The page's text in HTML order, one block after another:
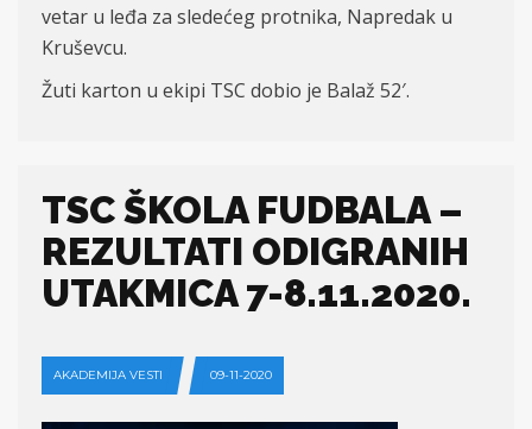
vetar u leđa za sledećeg protnika, Napredak u
Kruševcu.
Žuti karton u ekipi TSC dobio je Balaž 52′.
TSC ŠKOLA FUDBALA –
REZULTATI ODIGRANIH
UTAKMICA 7-8.11.2020.
AKADEMIJA VESTI 09-11-2020